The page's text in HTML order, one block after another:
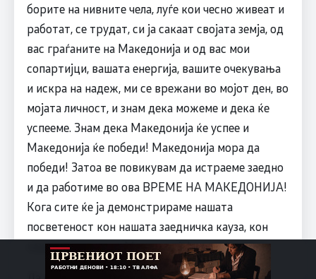
борите на нивните чела, луѓе кои чесно живеат и
работат, се трудат, си ја сакаат својата земја, од
вас граѓаните на Македонија и од вас мои
сопартијци, вашата енергија, вашите очекувања
и искра на надеж, ми се врежани во мојот ден, во
мојата личност, и знам дека можеме и дека ќе
успееме. Знам дека Македонија ќе успее и
Македонија ќе победи! Македонија мора да
победи! Затоа ве повикувам да истраеме заедно
и да работиме во ова ВРЕМЕ НА МАКЕДОНИЈА!
Кога сите ќе ја демонстрираме нашата
посветеност кон нашата заедничка кауза, кон
нашата заедничка Македонија!